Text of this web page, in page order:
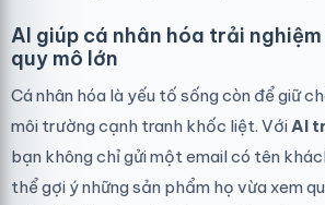
AI giúp cá nhân hóa trải
quy mô lớn
Cá nhân hóa là yếu tố sống còn để giữ
môi trường cạnh tranh khốc liệt. VớiAI
bạn không chỉ gửi một email có tên
thể gợi ý những sản phẩm họ vừa xem